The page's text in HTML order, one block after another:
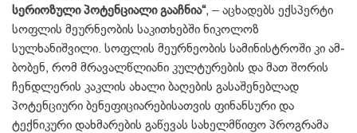
სერიოზული პოტენ­ციალი გააჩნია“, – აცხადებს ექსპერტი
სოფლის მეურნეობის საკითხებში ნიკოლოზ
სულხანიშვილი. სოფლის მეურნეობის სამინისტროში კი ამ­
ბობენ, რომ მრავალწლიანი კულ­ტურების და მათ შორის
ჩენდლერის კაკლის ახალი ბაღების გასაშენებლად
პოტენციური ბენეფიციარებისათვის ფინანსური და
ტექნიკური დახმარე­ბის გაწევას სახელმწიფო პროგრამა